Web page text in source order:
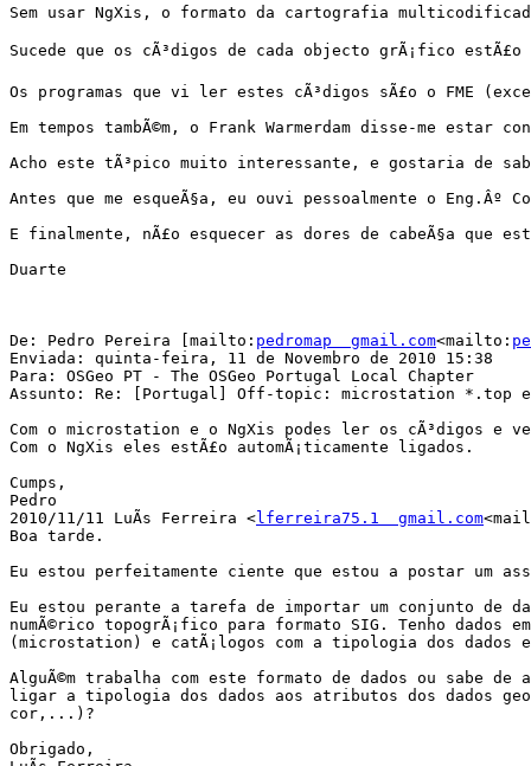
Sem usar NgXis, o formato da cartografia
Sucede que os cÃ³digos de cada objecto grÃ¡fico
Os programas que vi ler estes cÃ³digos sÃ£o o FME
Em tempos tambÃ©m, o Frank Warmerdam disse-me
Acho este tÃ³pico muito interessante, e gostaria de
Antes que me esqueÃ§a, eu ouvi pessoalmente o
E finalmente, nÃ£o esquecer as dores de cabeÃ§a que
Duarte
De: Pedro Pereira [mailto: pedromap  gmail.com<mailto:
Enviada: quinta-feira, 11 de Novembro de 2010 15:38
Para: OSGeo PT - The OSGeo Portugal Local Chapter
Assunto: Re: [Portugal] Off-topic: microstation *.top
Com o microstation e o NgXis podes ler os cÃ³digos e
Com o NgXis eles estÃ£o automÃ¡ticamente ligados.
Cumps,
Pedro
2010/11/11 LuÃ­s Ferreira <lferreira75.1  gmail.com
Boa tarde.
Eu estou perfeitamente ciente que estou a postar um
Eu estou perante a tarefa de importar um conjunto de
numÃ©rico topogrÃ¡fico para formato SIG. Tenho dados
(microstation) e catÃ¡logos com a tipologia dos dados
AlguÃ©m trabalha com este formato de dados ou sabe de
ligar a tipologia dos dados aos atributos dos dados
cor,...)?
Obrigado,